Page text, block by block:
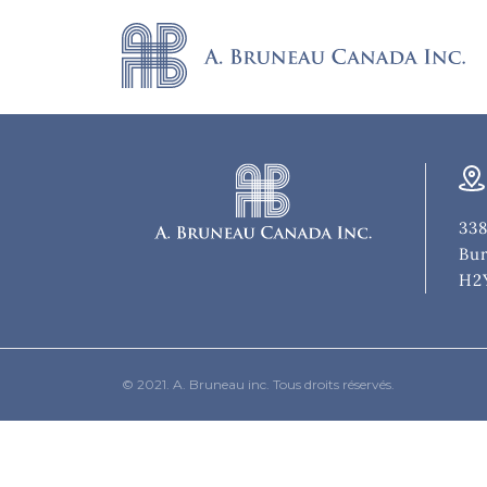
© 2021. A. Bruneau inc. Tous droits réservés.